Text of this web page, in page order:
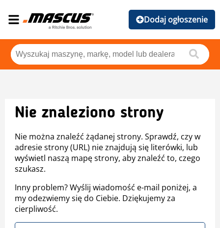
Dodaj ogłoszenie
Nie znaleziono strony
Nie można znaleźć żądanej strony. Sprawdź, czy w
adresie strony (URL) nie znajdują się literówki, lub
wyświetl naszą mapę strony, aby znaleźć to, czego
szukasz.
Inny problem? Wyślij wiadomość e-mail poniżej, a
my odezwiemy się do Ciebie. Dziękujemy za
cierpliwość.